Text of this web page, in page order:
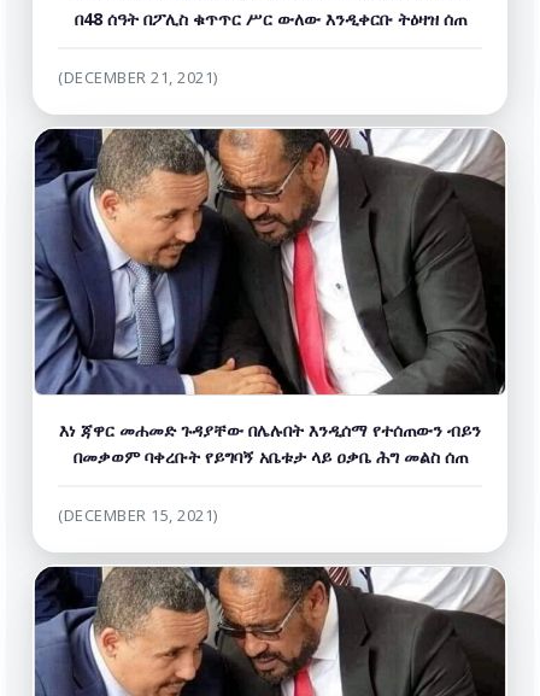
በ48 ሰዓት በፖሊስ ቁጥጥር ሥር ውለው እንዲቀርቡ ትዕዛዝ ሰጠ
(DECEMBER 21, 2021)
እነ ጃዋር መሐመድ ጉዳያቸው በሌሉበት እንዲሰማ የተሰጠውን ብይን
በመቃወም ባቀረቡት የይግባኝ አቤቱታ ላይ ዐቃቤ ሕግ መልስ ሰጠ
(DECEMBER 15, 2021)